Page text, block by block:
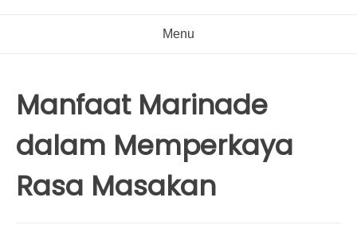
Menu
Manfaat Marinade
dalam Memperkaya
Rasa Masakan